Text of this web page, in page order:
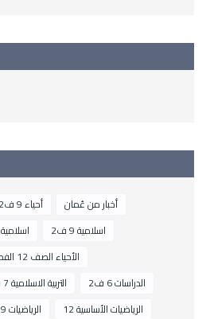
أحياء 9 ف2
أخبار من عُمان
اسلامية 11 ف2
اسلامية 9 ف2
الأحياء الصف 12 الفصل 2
التربية الاسلامية 7 ف2
الدراسات 6 ف2
الرياضيات 9 ف2
الرياضيات الأساسية 12